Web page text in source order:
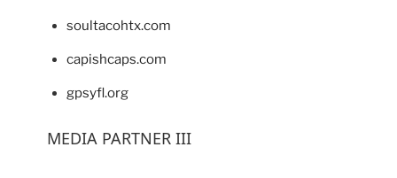
soultacohtx.com
capishcaps.com
gpsyfl.org
MEDIA PARTNER III